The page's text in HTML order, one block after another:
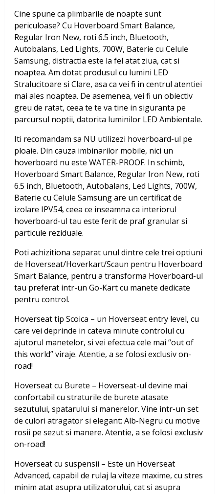
Cine spune ca plimbarile de noapte sunt
periculoase? Cu Hoverboard Smart Balance,
Regular Iron New, roti 6.5 inch, Bluetooth,
Autobalans, Led Lights, 700W, Baterie cu Celule
Samsung, distractia este la fel atat ziua, cat si
noaptea. Am dotat produsul cu lumini LED
Stralucitoare si Clare, asa ca vei fi in centrul atentiei
mai ales noaptea. De asemenea, vei fi un obiectiv
greu de ratat, ceea te te va tine in siguranta pe
parcursul noptii, datorita luminilor LED Ambientale.
Iti recomandam sa NU utilizezi hoverboard-ul pe
ploaie. Din cauza imbinarilor mobile, nici un
hoverboard nu este WATER-PROOF. In schimb,
Hoverboard Smart Balance, Regular Iron New, roti
6.5 inch, Bluetooth, Autobalans, Led Lights, 700W,
Baterie cu Celule Samsungare un certificat de
izolare IPV54, ceea ce inseamna ca interiorul
hoverboard-ul tau este ferit de praf granular si
particule reziduale.
Poti achizitiona separat unul dintre cele trei optiuni
de Hoverseat/Hoverkart/Scaun pentru Hoverboard
Smart Balance, pentru a transforma Hoverboard-ul
tau preferat intr-un Go-Kart cu manete dedicate
pentru control.
Hoverseat tip Scoica – un Hoverseat entry level, cu
care vei deprinde in cateva minute controlul cu
ajutorul manetelor, si vei efectua cele mai “out of
this world” viraje. Atentie, a se folosi exclusiv on-
road!
Hoverseat cu Burete – Hoverseat-ul devine mai
confortabil cu straturile de burete atasate
sezutului, spatarului si manerelor. Vine intr-un set
de culori atragator si elegant: Alb-Negru cu motive
rosii pe sezut si manere. Atentie, a se folosi exclusiv
on-road!
Hoverseat cu suspensii – Este un Hoverseat
Advanced, capabil de rulaj la viteze maxime, cu stres
minim atat asupra utilizatorului, cat si asupra